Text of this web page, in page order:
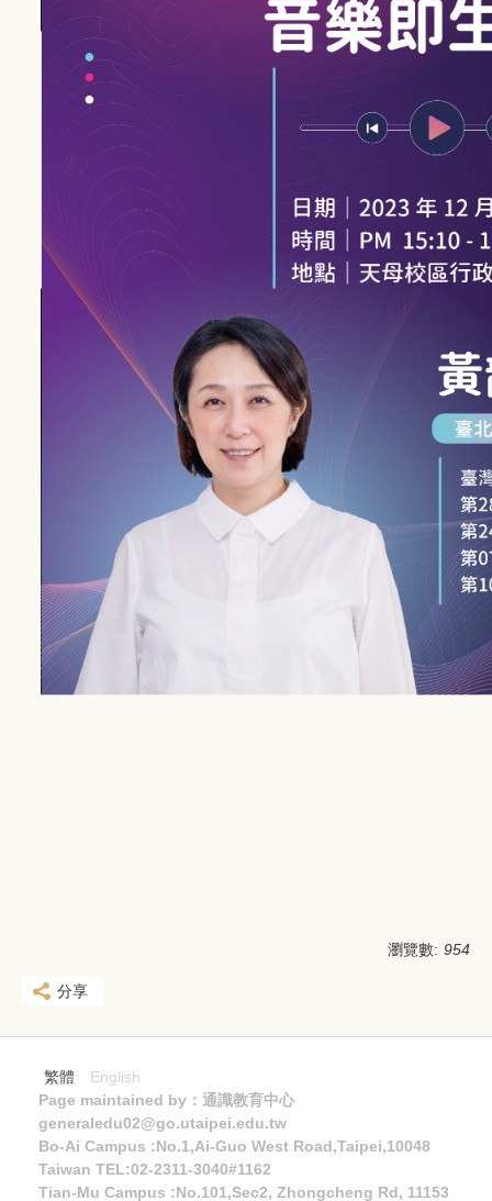
瀏覽數: 954
分享
繁體
English
Page maintained by：通識教育中心
generaledu02@go.utaipei.edu.tw
Bo-Ai Campus :No.1,Ai-Guo West Road,Taipei,10048
Taiwan TEL:02-2311-3040#1162
Tian-Mu Campus :No.101,Sec2, Zhongcheng Rd, 11153